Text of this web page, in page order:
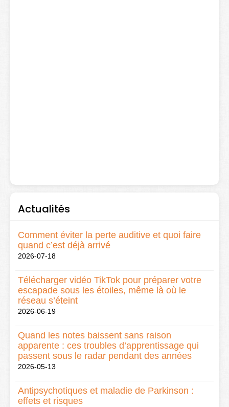
Actualités
Comment éviter la perte auditive et quoi faire
quand c’est déjà arrivé
2026-07-18
Télécharger vidéo TikTok pour préparer votre
escapade sous les étoiles, même là où le
réseau s’éteint
2026-06-19
Quand les notes baissent sans raison
apparente : ces troubles d’apprentissage qui
passent sous le radar pendant des années
2026-05-13
Antipsychotiques et maladie de Parkinson :
effets et risques